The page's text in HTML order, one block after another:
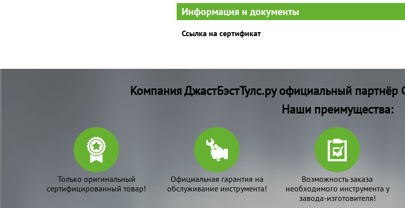
Информация и документы
Ссылка на сертификат
Компания ДжастБэстТулс.ру официальный партнёр
Наши преимущества:
Только оригинальный
сертифицированный товар!
Официальная гарантия на
обслуживание инструмента!
Возможность заказа
необходимого инструмента у
завода-изготовителя!